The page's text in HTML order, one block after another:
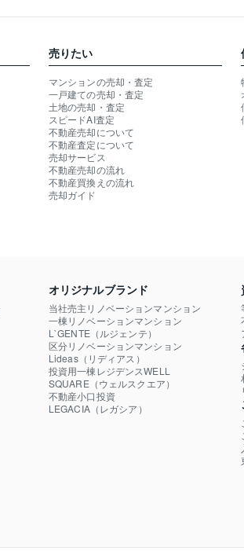
売りたい
マンションの売却・査定
一戸建ての売却・査定
土地の売却・査定
スピードAI査定
不動産売却について
不動産査定について
売却サービス
不動産売却の流れ
不動産買換えの流れ
売却ガイド
オリジナルブランド
当社売主リノベーションマンション
一棟リノベーションマンション
L`GENTE（ルジェンテ）
区分リノベーションマンション
Lideas（リディアス）
投資用一棟レジデンスWELL
SQUARE（ウェルスクエア）
不動産小口投資
LEGACIA（レガシア）